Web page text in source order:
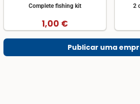
Complete fishing kit
1,00 €
2
Publicar uma